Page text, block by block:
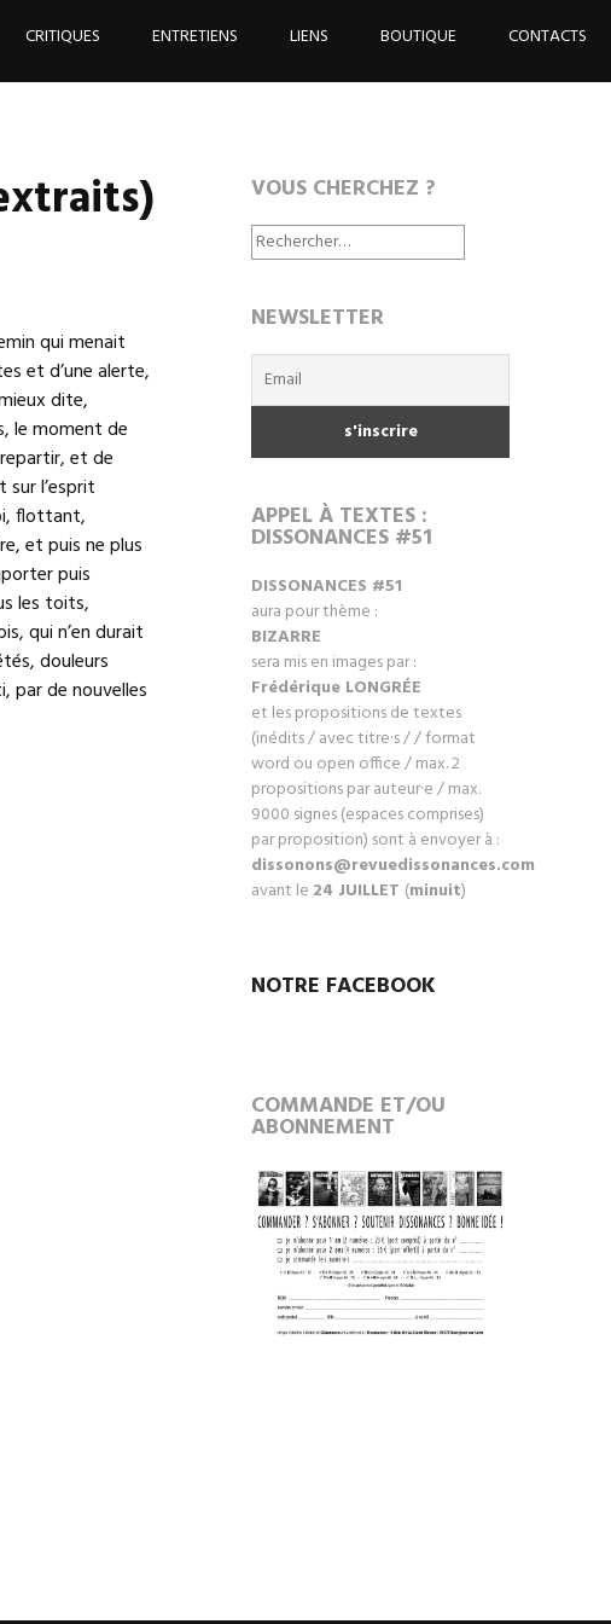
CRITIQUES ENTRETIENS LIENS BOUTIQUE CONTACTS
qui menait
et d’une alerte,
dite,
le moment de
et de
l’esprit
flottant,
et puis ne plus
puis
les toits,
qui n’en durait
douleurs
par de nouvelles
VOUS CHERCHEZ ?
Rechercher :
NEWSLETTER
APPEL À TEXTES :
DISSONANCES #51
DISSONANCES #51
aura pour thème :
BIZARRE
sera mis en images par :
Frédérique LONGRÉE
et les propositions de textes
(inédits / avec titre·s / / format
word ou open office / max. 2
propositions par auteur·e / max.
9000 signes (espaces comprises)
par proposition) sont à envoyer à :
dissonons@revuedissonances.com
avant le 24 JUILLET (minuit)
NOTRE FACEBOOK
COMMANDE ET/OU
ABONNEMENT